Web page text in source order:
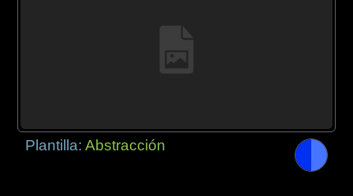
Plantilla:Abstracción